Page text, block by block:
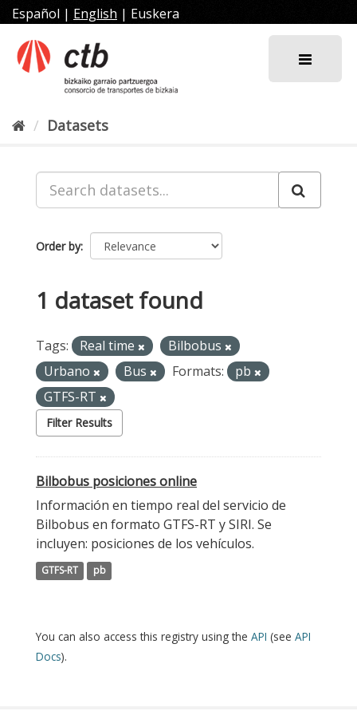
Skip
to
content
Español | English | Euskera
Datasets
Order by
1 dataset found
Tags: Real time
Bilbobus
Urbano
Bus Formats:
pb
GTFS-RT
Filter Results
Bilbobus posiciones online
Información en tiempo real del servicio de
Bilbobus en formato GTFS-RT y SIRI. Se
incluyen: posiciones de los vehículos.
GTFS-RT pb
You can also access this registry using the API (see API
Docs).